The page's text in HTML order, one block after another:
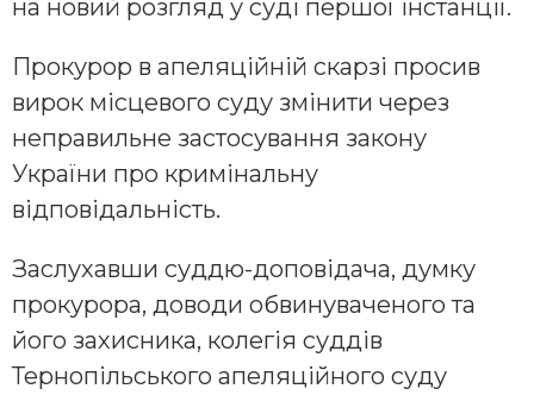
на новий розгляд у суді першої інстанції.
Прокурор в апеляційній скарзі просив
вирок місцевого суду змінити через
неправильне застосування закону
України про кримінальну
відповідальність.
Заслухавши суддю-доповідача, думку
прокурора, доводи обвинуваченого та
його захисника, колегія суддів
Тернопільського апеляційного суду